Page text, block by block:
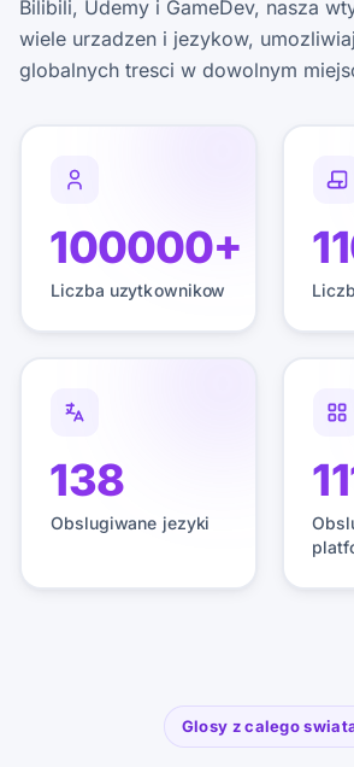
Bilibili, Udemy i GameDev, nasza
wiele urzadzen i jezykow,
globalnych tresci w dowolnym
100000+
Liczba uzytkownikow
138
Obslugiwane jezyki
Glosy z calego